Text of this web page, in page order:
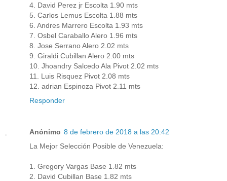
4. David Perez jr Escolta 1.90 mts
5. Carlos Lemus Escolta 1.88 mts
6. Andres Marrero Escolta 1.93 mts
7. Osbel Caraballo Alero 1.96 mts
8. Jose Serrano Alero 2.02 mts
9. Giraldi Cubillan Alero 2.00 mts
10. Jhoandry Salcedo Ala Pivot 2.02 mts
11. Luis Risquez Pivot 2.08 mts
12. adrian Espinoza Pivot 2.11 mts
Responder
Anónimo 8 de febrero de 2018 a las 20:42
La Mejor Selección Posible de Venezuela:
1. Gregory Vargas Base 1.82 mts
2. David Cubillan Base 1.82 mts